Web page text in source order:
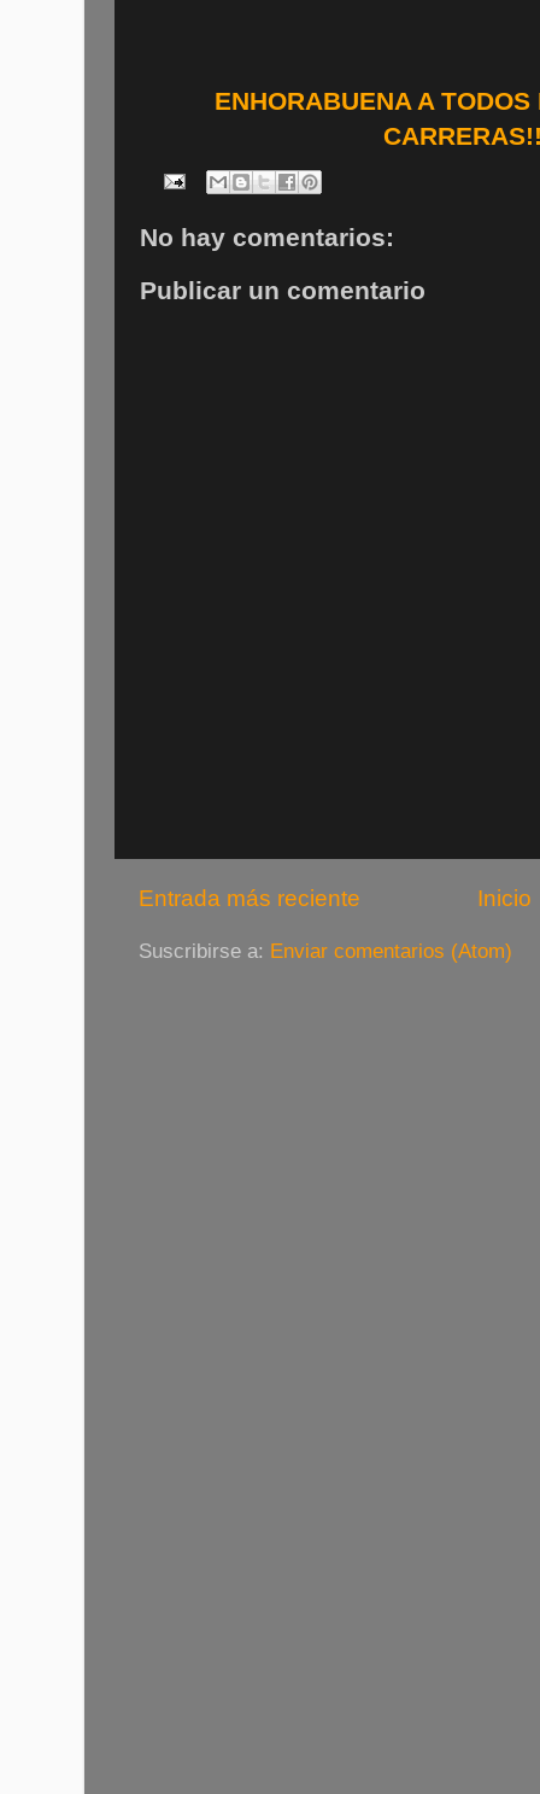
ENHORABUENA A
No hay comentarios:
Publicar un comentario
Entrada más reciente Inicio
Suscribirse a: Enviar comentarios (Atom)